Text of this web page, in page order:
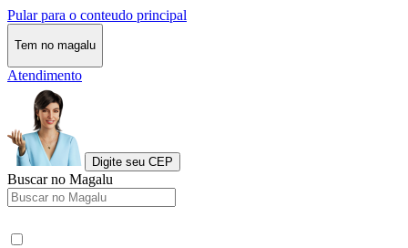
Pular para o conteudo principal
Tem no magalu
Atendimento
Digite seu CEP
Buscar no Magalu